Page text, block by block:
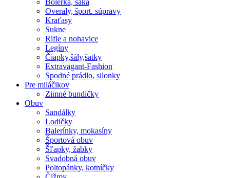
Overaly, šport. súpravy
Kraťasy
Sukne
Rifle a nohavice
Legíny
Čiapky,šály,šatky
Extravagant-Fashion
Spodné prádlo, silonky
Pre miláčikov
Zimné bundičky
Obuv
Sandálky
Lodičky
Balerínky, mokasíny
Športová obuv
Šľapky, žabky
Svadobná obuv
Poltopánky, kotníčky